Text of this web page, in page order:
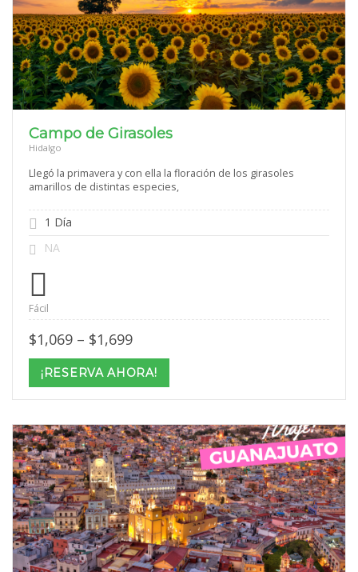
Campo de Girasoles
Hidalgo
Llegó la primavera y con ella la floración de los girasoles
amarillos de distintas especies,
1 Día
NA
Fácil
$1,069 – $1,699Price
$1,069
through
$1,699
¡RESERVA AHORA!